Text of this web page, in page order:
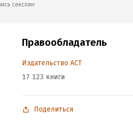
сексом»
Правообладатель
Издательство АСТ
17 123 книги
Поделиться